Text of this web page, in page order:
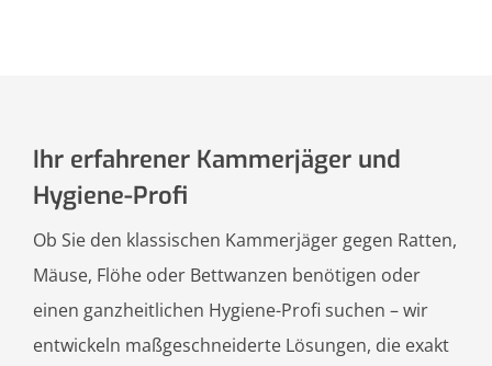
Ihr erfahrener Kammerjäger und
Hygiene-Profi
Ob Sie den klassischen Kammerjäger gegen Ratten,
Mäuse, Flöhe oder Bettwanzen benötigen oder
einen ganzheitlichen Hygiene-Profi suchen – wir
entwickeln maßgeschneiderte Lösungen, die exakt